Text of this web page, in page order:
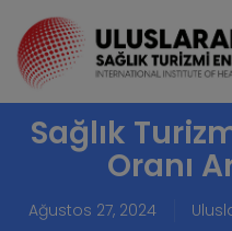
Sağlık
Oranı
Ağustos 27, 2024